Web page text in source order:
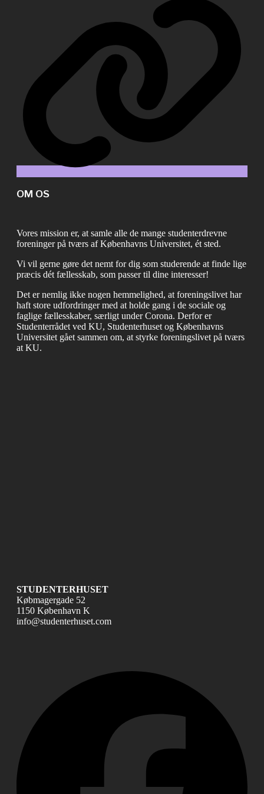
OM OS
Vores mission er, at samle alle de mange studenterdrevne
foreninger på tværs af Københavns Universitet, ét sted.
Vi vil gerne gøre det nemt for dig som studerende at finde lige
præcis dét fællesskab, som passer til dine interesser!
Det er nemlig ikke nogen hemmelighed, at foreningslivet har
haft store udfordringer med at holde gang i de sociale og
faglige fællesskaber, særligt under Corona. Derfor er
Studenterrådet ved KU, Studenterhuset og Københavns
Universitet gået sammen om, at styrke foreningslivet på tværs
at KU.
STUDENTERHUSET
Købmagergade 52
1150 København K
info@studenterhuset.com